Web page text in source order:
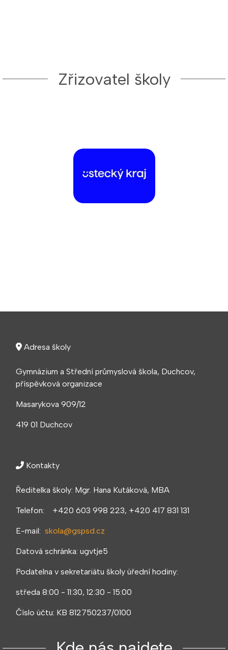
Zřizovatel školy
Adresa školy
Gymnázium a Střední průmyslová škola, Duchcov,
příspěvková organizace
Masarykova 909/12
419 01 Duchcov
Kontakty
Ředitelka školy: Mgr. Hana Kutáková, MBA
Telefon: +420 603 998 223, +420 417 831 131
E-mail: skola@gspsd.cz
Datová schránka: ugvtje5
Podatelna v sekretariátu školy úřední hodiny:
středa 8:00 - 11:30, 12:30 - 15:00
Číslo účtu: KB 812750237/0100